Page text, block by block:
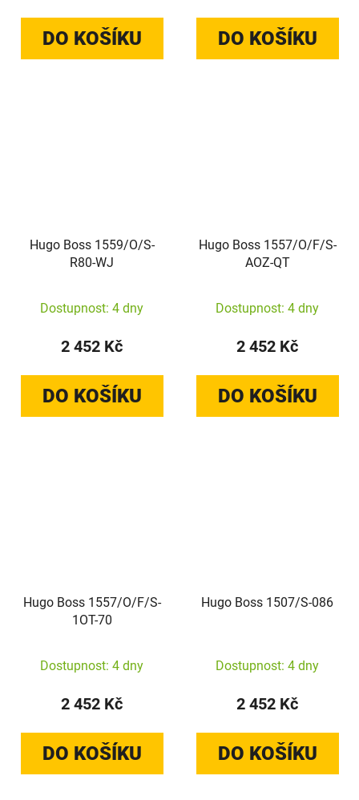
DO KOŠÍKU DO KOŠÍKU
Hugo Boss 1559/O/S-
R80-WJ
Dostupnost: 4 dny
2 452 Kč
DO KOŠÍKU
Hugo Boss 1557/O/F/S-
AOZ-QT
Dostupnost: 4 dny
2 452 Kč
DO KOŠÍKU
Hugo Boss 1557/O/F/S-
1OT-70
Dostupnost: 4 dny
2 452 Kč
DO KOŠÍKU
Hugo Boss 1507/S-086
Dostupnost: 4 dny
2 452 Kč
DO KOŠÍKU